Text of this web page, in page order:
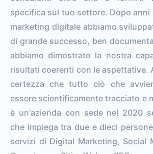
specifica sul tuo settore. Dopo anni
marketing digitale abbiamo
di grande successo, ben
abbiamo dimostrato la nostra
risultati coerenti con le aspettative.
certezza che tutto ciò che
essere scientificamente tracciato e
è un'azienda con sede nel 2020
che impiega tra due e dieci
servizi di Digital Marketing, Social